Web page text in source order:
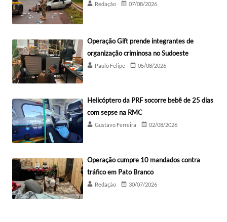
Redação 07/08/2026
Operação Gift prende integrantes de
organização criminosa no Sudoeste
Paulo Felipe 05/08/2026
Helicóptero da PRF socorre bebê de 25 dias
com sepse na RMC
Gustavo Ferreira 02/08/2026
Operação cumpre 10 mandados contra
tráfico em Pato Branco
Redação 30/07/2026